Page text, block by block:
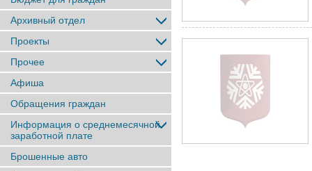
Архивный отдел
Проекты
Прочее
Афиша
Обращения граждан
Информация о среднемесячной
заработной плате
Брошенные авто